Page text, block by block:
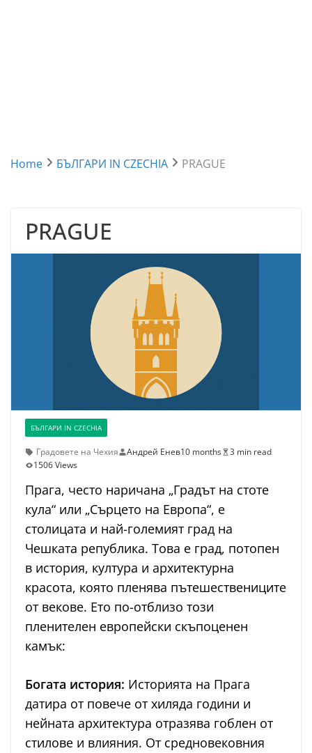
Home БЪЛГАРИ IN CZECHIA PRAGUE
PRAGUE
БЪЛГАРИ IN CZECHIA
Градовете на Чехия Андрей Енев10 months
3 min read
1506 Views
Прага, често наричана „Градът на стоте
кула“ или „Сърцето на Европа“, е
столицата и най-големият град на
Чешката република. Това е град, потопен
в история, култура и архитектурна
красота, която пленява пътешествениците
от векове. Ето по-отблизо този
пленителен европейски скъпоценен
камък:
Богата история: Историята на Прага
датира от повече от хиляда години и
нейната архитектура отразява гоблен от
стилове и влияния. От средновековния